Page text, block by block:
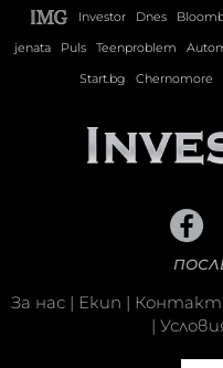
Investor Dnes
jenata
Puls Teenproblem
Start.bg
Chernomore
За нас | Екип |
|